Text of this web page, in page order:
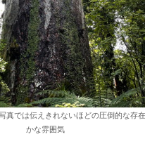
真では伝えきれないほどの圧倒的な存
かな雰囲気